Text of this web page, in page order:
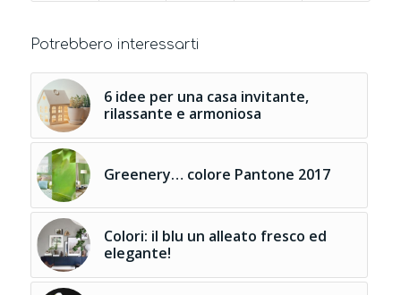
Potrebbero interessarti
6 idee per una casa invitante,
rilassante e armoniosa
Greenery… colore Pantone 2017
Colori: il blu un alleato fresco ed
elegante!